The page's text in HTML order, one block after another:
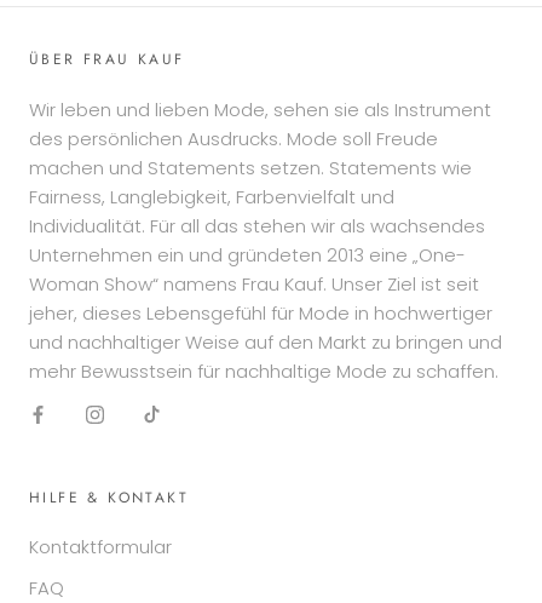
ÜBER FRAU KAUF
Wir leben und lieben Mode, sehen sie als Instrument
des persönlichen Ausdrucks. Mode soll Freude
machen und Statements setzen. Statements wie
Fairness, Langlebigkeit, Farbenvielfalt und
Individualität. Für all das stehen wir als wachsendes
Unternehmen ein und gründeten 2013 eine „One-
Woman Show“ namens Frau Kauf. Unser Ziel ist seit
jeher, dieses Lebensgefühl für Mode in hochwertiger
und nachhaltiger Weise auf den Markt zu bringen und
mehr Bewusstsein für nachhaltige Mode zu schaffen.
HILFE & KONTAKT
Kontaktformular
FAQ